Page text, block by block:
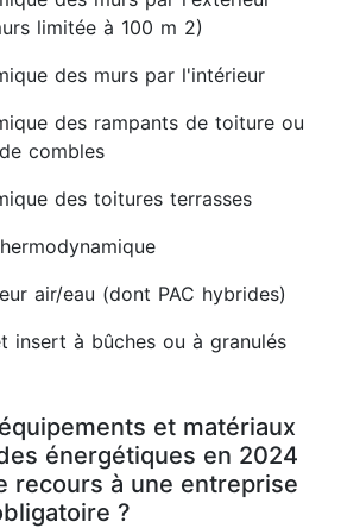
limitée à 100 m 2)
des murs par l'intérieur
des rampants de toiture ou
combles
des toitures terrasses
air/eau (dont PAC hybrides)
insert à bûches ou à granulés
et matériaux
énergétiques en 2024
recours à une entreprise
?